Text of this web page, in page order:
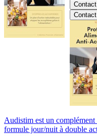
Contact
Contact
Audistim est un complément
formule jour/nuit à double